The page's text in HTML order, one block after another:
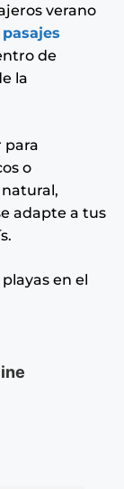
verano
de
la
para
o
adapte a tus
en el